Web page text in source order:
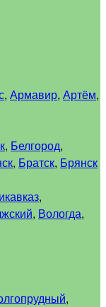
, Армавир, Артём,
, Белгород,
, Братск, Брянск
,
, Вологда,
,